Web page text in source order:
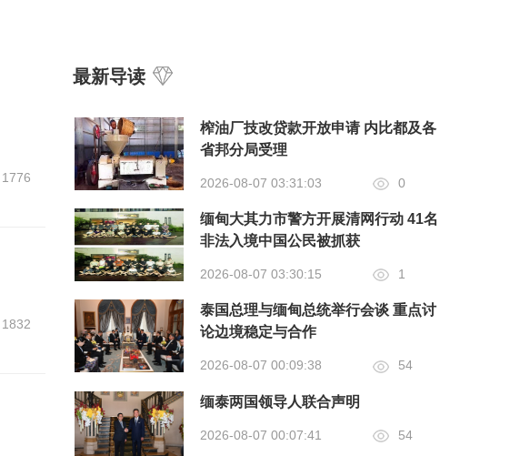
1776
1832
最新导读
榨油厂技改贷款开放申请 内比都及各
省邦分局受理
2026-08-07 03:31:03 0
缅甸大其力市警方开展清网行动 41名
非法入境中国公民被抓获
2026-08-07 03:30:15 1
泰国总理与缅甸总统举行会谈 重点讨
论边境稳定与合作
2026-08-07 00:09:38 54
缅泰两国领导人联合声明
2026-08-07 00:07:41 54